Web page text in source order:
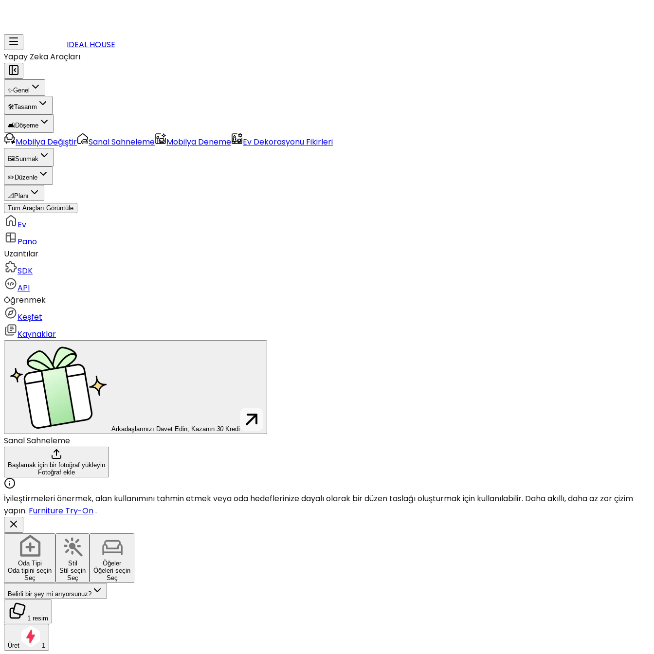
IDEAL HOUSE
Yapay Zeka Araçları
✨Genel
🛠️Tasarım
🛋️Döşeme
Mobilya Değiştir Sanal Sahneleme Mobilya Deneme Ev Dekorasyonu Fikirleri
🖼️Sunmak
✏️ Düzenle
📐 Planı
Tüm Araçları Görüntüle
Ev
Pano
Uzantılar
SDK
API
Öğrenmek
Keşfet
Kaynaklar
Arkadaşlarınızı Davet Edin, Kazanın 30 Kredi
Sanal Sahneleme
Başlamak için bir fotoğraf yükleyin
Fotoğraf ekle
İyileştirmeleri önermek, alan kullanımını tahmin etmek veya oda hedeflerinize dayalı olarak bir düzen taslağı oluşturmak için kullanılabilir. Daha akıllı, daha az zor çizim
yapın. Furniture Try-On.
Oda Tipi
Oda tipini seçin
Seç
Stil
Stil seçin
Seç
Öğeler
Öğeleri seçin
Seç
Belirli bir şey mi arıyorsunuz?
1 resim
Üret 1